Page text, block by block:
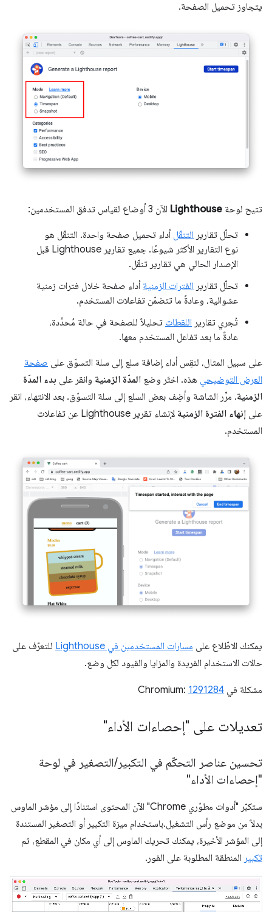
يتجاوز تحميل الصفحة.
تتيح لوحة Lighthouse الآن 3 أوضاع لقياس تدفق المستخدمين:
تحلّل تقارير التنقّل أداء تحميل صفحة واحدة. التنقّل هو
نوع التقارير الأكثر شيوعًا. جميع تقارير Lighthouse قبل
الإصدار الحالي هي تقارير تنقّل.
تحلّل تقارير الفترات الزمنية أداء صفحة خلال فترات زمنية
عشوائية، وعادةً ما تتضمّن تفاعلات المستخدم.
تُجري تقارير اللقطات تحليلاً للصفحة في حالة مُحدَّدة،
عادةً ما بعد تفاعل المستخدم معها.
على سبيل المثال، لنقِس أداء إضافة سلع إلى سلة التسوّق على صفحة
العرض التوضيحي هذه. اختَر وضع المدّة الزمنية وانقر على بدء المدّة
الزمنية. مرِّر الشاشة وأضِف بعض السلع إلى سلة التسوّق. بعد الانتهاء، انقر
على إنهاء الفترة الزمنية
لإنشاء تقرير Lighthouse عن تفاعلات
المستخدم.
يمكنك الاطّلاع على مسارات المستخدمين في Lighthouse
للتعرّف على
حالات الاستخدام الفريدة والمزايا والقيود لكل وضع.
مشكلة في Chromium: 1291284
تعديلات على "إحصاءات الأداء"
تحسين عناصر التحكّم في التكبير/التصغير في لوحة
"إحصاءات الأداء"
ستكبّر "أدوات مطوّري Chrome" الآن المحتوى استنادًا إلى مؤشر الماوس
بدلاً من موضع رأس التشغيل.باستخدام ميزة التكبير أو التصغير المستندة
إلى المؤشر الأخيرة، يمكنك تحريك الماوس إلى أي مكان في المقطع، ثم
تكبير المنطقة المطلوبة على الفور.